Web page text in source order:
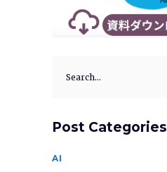
for:
Post Categories
AI